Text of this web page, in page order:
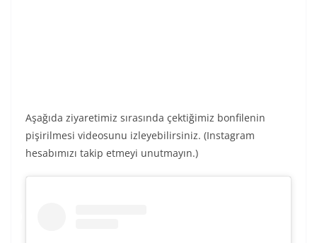
Aşağıda ziyaretimiz sırasında çektiğimiz bonfilenin
pişirilmesi videosunu izleyebilirsiniz. (Instagram
hesabımızı takip etmeyi unutmayın.)